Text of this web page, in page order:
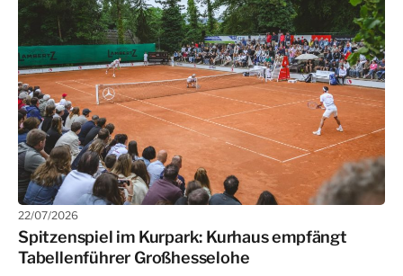
22/07/2026
Spitzenspiel im Kurpark: Kurhaus empfängt
Tabellenführer Großhesselohe